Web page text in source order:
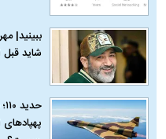
ببینید|
شاید قبل
پهپادهای